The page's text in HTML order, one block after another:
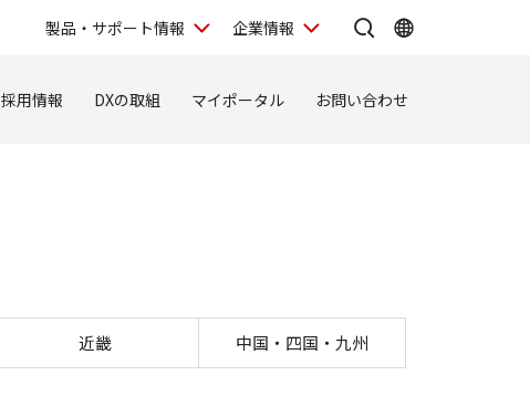
製品・サポート情報 企業情報
採用情報 DXの取組 マイポータル お問い合わせ
近畿 中国・四国・九州